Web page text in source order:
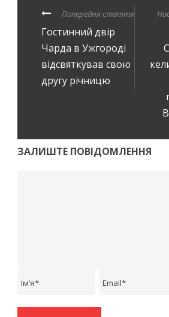
Попередня стаття
Гостинний двір
Чарда в Ужгороді
відсвяткував свою
другу річницю
ЗАЛИШТЕ ПОВІДОМЛЕННЯ